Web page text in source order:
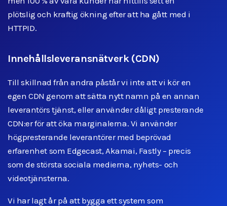
plötslig och kraftig ökning efter att ha gått med i
HTTPID.
Innehållsleveransnätverk (CDN)
Till skillnad från andra påstår vi inte att vi kör en
egen CDN genom att sätta nytt namn på en annan
leverantörs tjänst, eller använder dåligt presterande
CDN:er för att öka marginalerna. Vi använder
högpresterande leverantörer med beprövad
erfarenhet som Edgecast, Akamai, Fastly – precis
som de största sociala medierna, nyhets- och
videotjänsterna.
Vi har lagt år på att bygga ett system som